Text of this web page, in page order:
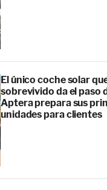
El único coche solar
sobrevivido da el paso
Aptera prepara sus
unidades para clientes